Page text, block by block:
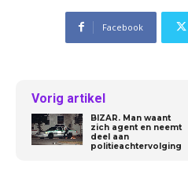
Facebook
Vorig artikel
BIZAR. Man waant
zich agent en neemt
deel aan
politieachtervolging